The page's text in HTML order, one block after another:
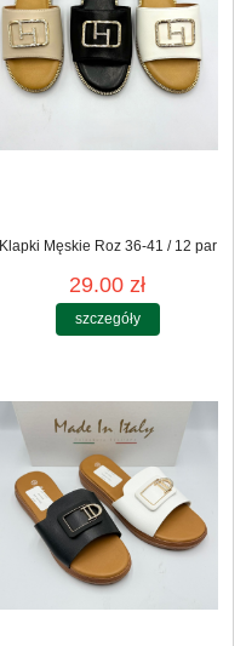
Klapki Męskie Roz 36-41 / 12 par
29.00 zł
szczegóły